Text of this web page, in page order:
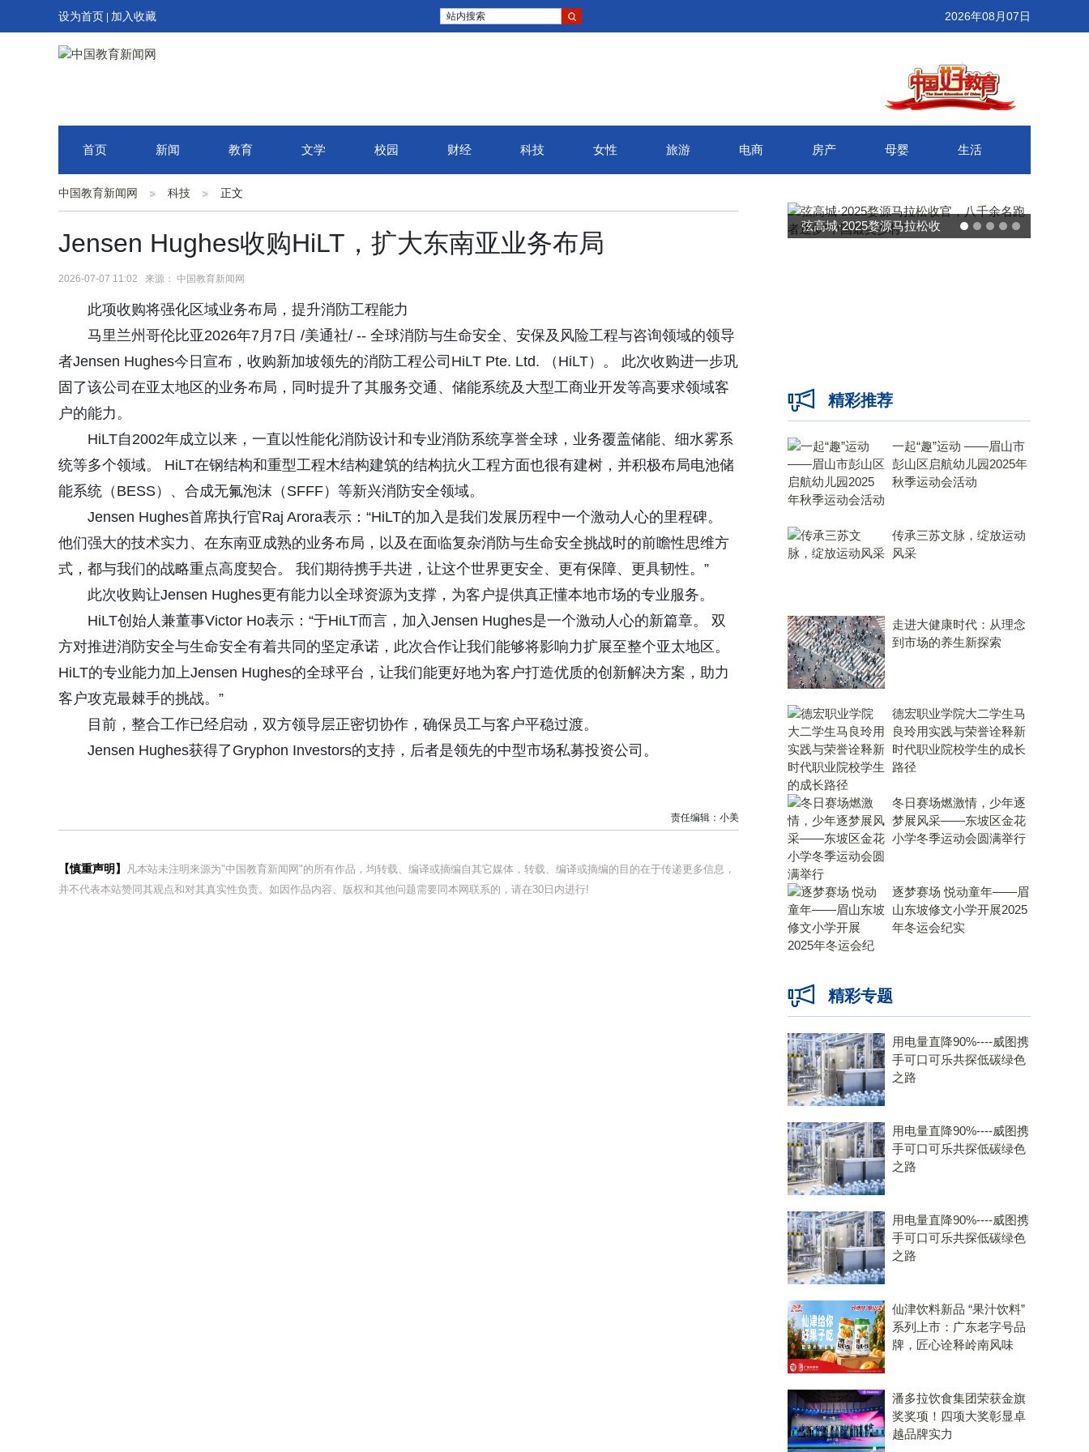
设为首页 加入收藏 站内搜索 2026年08月07日
首页 新闻 教育 文学 校园 财经 科技 女性 旅游 电商 房产 母婴 生活
中国教育新闻网 科技 正文
Jensen Hughes收购HiLT，扩大东南亚业务布局
2026-07-07 11:02 来源： 中国教育新闻网
此项收购将强化区域业务布局，提升消防工程能力
马里兰州哥伦比亚2026年7月7日 /美通社/ -- 全球消防与生命安全、安保及风险工程与咨询领域的领导
者Jensen Hughes今日宣布，收购新加坡领先的消防工程公司HiLT Pte. Ltd. （HiLT）。 此次收购进一步巩
固了该公司在亚太地区的业务布局，同时提升了其服务交通、储能系统及大型工商业开发等高要求领域客
户的能力。
HiLT自2002年成立以来，一直以性能化消防设计和专业消防系统享誉全球，业务覆盖储能、细水雾系
统等多个领域。 HiLT在钢结构和重型工程木结构建筑的结构抗火工程方面也很有建树，并积极布局电池储
能系统（BESS）、合成无氟泡沫（SFFF）等新兴消防安全领域。
Jensen Hughes首席执行官Raj Arora表示：“HiLT的加入是我们发展历程中一个激动人心的里程碑。
他们强大的技术实力、在东南亚成熟的业务布局，以及在面临复杂消防与生命安全挑战时的前瞻性思维方
式，都与我们的战略重点高度契合。 我们期待携手共进，让这个世界更安全、更有保障、更具韧性。”
此次收购让Jensen Hughes更有能力以全球资源为支撑，为客户提供真正懂本地市场的专业服务。
HiLT创始人兼董事Victor Ho表示：“于HiLT而言，加入Jensen Hughes是一个激动人心的新篇章。 双
方对推进消防安全与生命安全有着共同的坚定承诺，此次合作让我们能够将影响力扩展至整个亚太地区。
HiLT的专业能力加上Jensen Hughes的全球平台，让我们能更好地为客户打造优质的创新解决方案，助力
客户攻克最棘手的挑战。”
目前，整合工作已经启动，双方领导层正密切协作，确保员工与客户平稳过渡。
Jensen Hughes获得了Gryphon Investors的支持，后者是领先的中型市场私募投资公司。
责任编辑：小美
【慎重声明】
凡本站未注明来源为"中国教育新闻网"的所有作品，均转载、编译或摘编自其它媒体，转载、编译或摘编的目的在于传递更多信息，
并不代表本站赞同其观点和对其真实性负责。如因作品内容、版权和其他问题需要同本网联系的，请在30日内进行!
弦高城·2025婺源马拉松收
精彩推荐
一起“趣”运动 ——眉山市
彭山区启航幼儿园2025年
秋季运动会活动
传承三苏文脉，绽放运动
风采
走进大健康时代：从理念
到市场的养生新探索
德宏职业学院大二学生马
良玲用实践与荣誉诠释新
时代职业院校学生的成长
路径
冬日赛场燃激情，少年逐
梦展风采——东坡区金花
小学冬季运动会圆满举行
逐梦赛场 悦动童年——眉
山东坡修文小学开展2025
年冬运会纪实
精彩专题
用电量直降90%----威图携
手可口可乐共探低碳绿色
之路
用电量直降90%----威图携
手可口可乐共探低碳绿色
之路
用电量直降90%----威图携
手可口可乐共探低碳绿色
之路
仙津饮料新品 “果汁饮料”
系列上市：广东老字号品
牌，匠心诠释岭南风味
潘多拉饮食集团荣获金旗
奖奖项！四项大奖彰显卓
越品牌实力